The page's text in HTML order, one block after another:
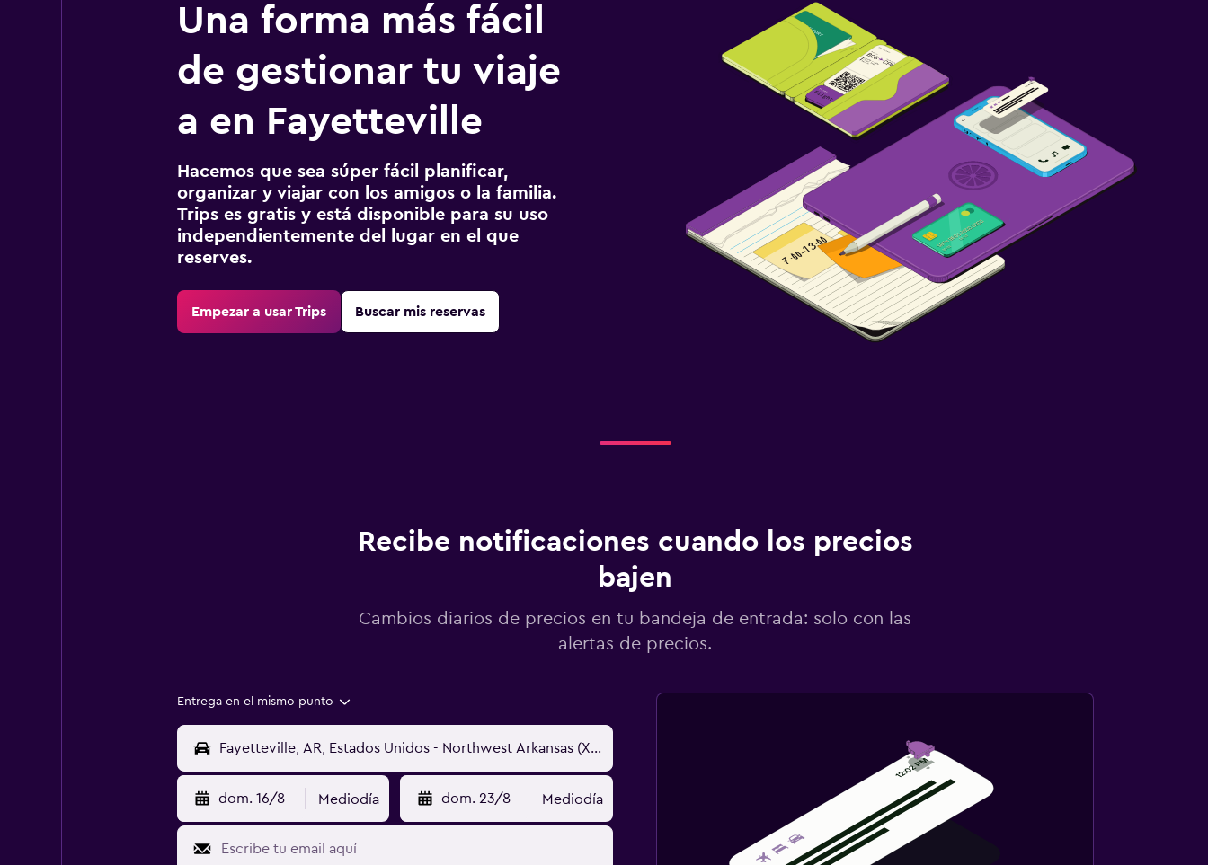
Una forma más fácil
de gestionar tu viaje
a en Fayetteville
Hacemos que sea súper fácil planificar,
organizar y viajar con los amigos o la familia.
Trips es gratis y está disponible para su uso
independientemente del lugar en el que
reserves.
Empezar a usar Trips Buscar mis reservas
Recibe notificaciones cuando los precios
bajen
Cambios diarios de precios en tu bandeja de entrada: solo con las
alertas de precios.
Entrega en el mismo punto
dom. 16/8 Mediodía dom. 23/8 Mediodía